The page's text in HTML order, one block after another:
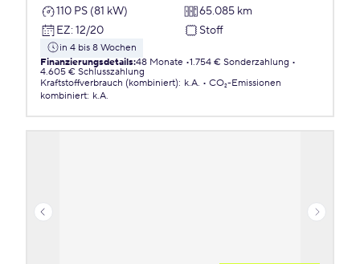
110 PS (81 kW)
65.085 km
EZ: 12/20 Stoff
in 4 bis 8 Wochen
Finanzierungsdetails:48 Monate 1.754 € Sonderzahlung
4.605 € Schlusszahlung
Kraftstoffverbrauch (kombiniert): k.A.
CO₂-Emissionen
kombiniert: k.A.